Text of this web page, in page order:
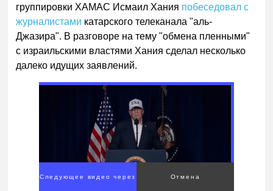
группировки ХАМАС Исмаил Хания побеседовал с
журналистами катарского телеканала "аль-
Джазира". В разговоре на тему "обмена пленными"
с израильскими властями Хания сделал несколько
далеко идущих заявлений.
Следующее видео через Отмена